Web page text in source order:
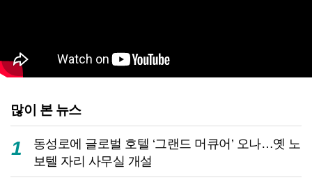
많이 본 뉴스
1
동성로에 글로벌 호텔 ‘그랜드 머큐어’ 오나…옛 노
보텔 자리 사무실 개설